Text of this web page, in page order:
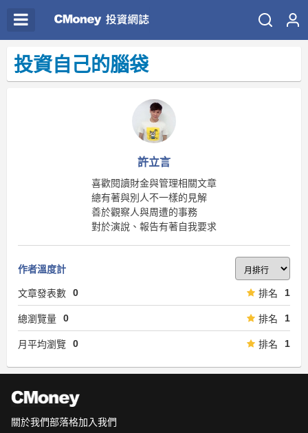
投資自己的腦袋
許立言
喜歡閱讀財金與管理相關文章
總有著與別人不一樣的見解
善於觀察人與周遭的事務
對於演說、報告有著自我要求
作者溫度計
文章發表數 0 排名 1
總瀏覽量 0 排名 1
月平均瀏覽 0 排名 1
關於我們部落格加入我們